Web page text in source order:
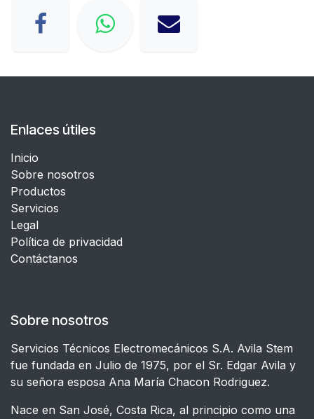
Enlaces útiles
Inicio
Sobre nosotros
Productos
Servicios
Legal
​Política de privacidad
Contáctanos
Sobre nosotros
Servicios Técnicos Electromecánicos S.A. Avila Stem
fue fundada en Julio de 1975, por el Sr. Edgar Avila y
su señora esposa Ana María Chacon Rodriguez.
Nace en San José, Costa Rica, al principio como una